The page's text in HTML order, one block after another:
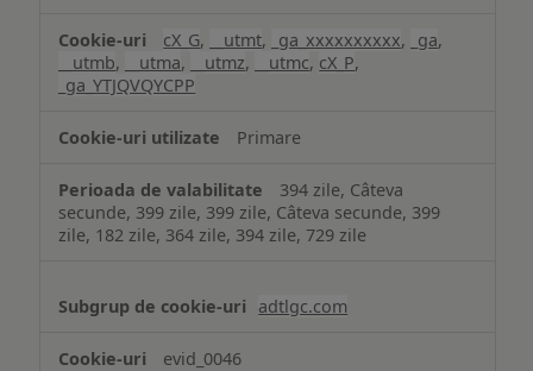
cX_G, __utmt, _ga_xxxxxxxxxx, _ga,
__utmb, __utma, __utmz, __utmc, cX_P,
_ga_YTJQVQYCPP
Primare
394 zile, Câteva
secunde, 399 zile, 399 zile, Câteva secunde, 399
zile, 182 zile, 364 zile, 394 zile, 729 zile
adtlgc.com
evid_0046